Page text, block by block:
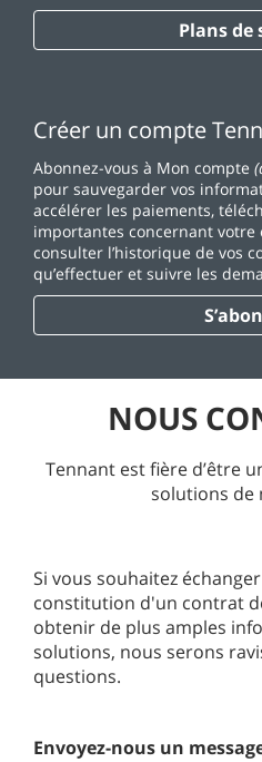
Plans de
Créer un compte
Abonnez-vous à Mon compte
pour sauvegarder vos
accélérer les paiements,
importantes concernant
consulter l’historique de vos
qu’effectuer et suivre les
NOUS
Tennant est fière d’être
solutions de
Si vous souhaitez
constitution d'un contrat
obtenir de plus amples
solutions, nous serons
questions.
Envoyez-nous un